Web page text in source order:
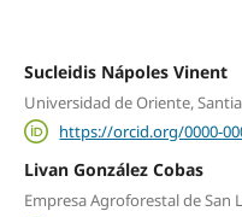
Sucleidis Nápoles Vinent
Universidad de Oriente,
https://orcid.org/0000-
Livan González Cobas
Empresa Agroforestal de San